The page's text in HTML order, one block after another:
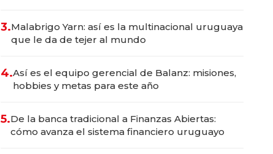
3.Malabrigo Yarn: así es la multinacional uruguaya
que le da de tejer al mundo
4.Así es el equipo gerencial de Balanz: misiones,
hobbies y metas para este año
5.De la banca tradicional a Finanzas Abiertas:
cómo avanza el sistema financiero uruguayo